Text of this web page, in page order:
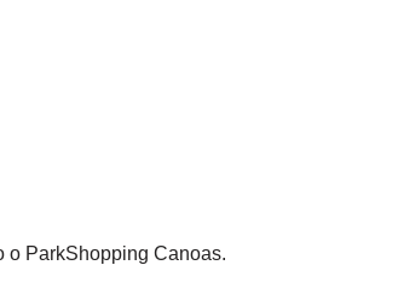
o ParkShopping Canoas.